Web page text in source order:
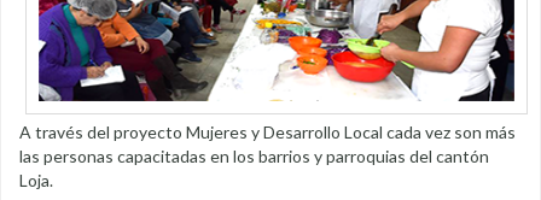
A través del proyecto Mujeres y Desarrollo Local cada vez son más
las personas capacitadas en los barrios y parroquias del cantón
Loja.